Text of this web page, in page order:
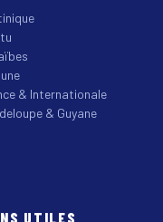
& Internationale
& Guyane
UTILES